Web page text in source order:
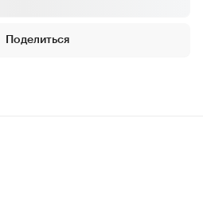
Поделиться